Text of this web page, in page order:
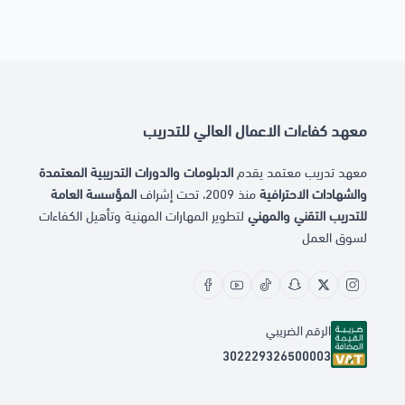
معهد كفاءات الاعمال العالي للتدريب
معهد تدريب معتمد يقدمالدبلومات والدورات التدريبية المعتمدة
والشهادات الاحترافيةمنذ 2009، تحت إشراف
المؤسسة العامة
للتدريب التقني والمهني لتطوير المهارات المهنية وتأهيل الكفاءات
لسوق العمل
الرقم الضريبي
302229326500003